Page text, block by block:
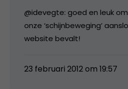
@idevegte: goed en leuk
onze ‘schijnbeweging’
website bevalt!
23 februari 2012 om 19:57